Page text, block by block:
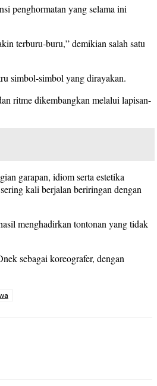
penghormatan yang selama ini
terburu-buru,” demikian salah satu
simbol-simbol yang dirayakan.
ritme dikembangkan melalui lapisan-
garapan, idiom serta estetika
kali berjalan beriringan dengan
menghadirkan tontonan yang tidak
sebagai koreografer, dengan